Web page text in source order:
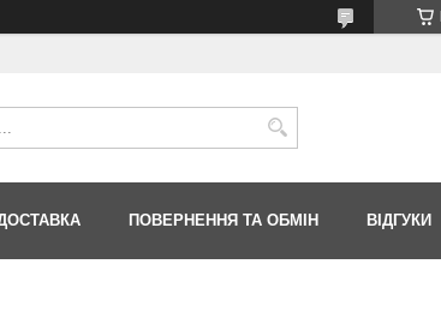
ПОВЕРНЕННЯ ТА ОБМІН ВІДГУКИ